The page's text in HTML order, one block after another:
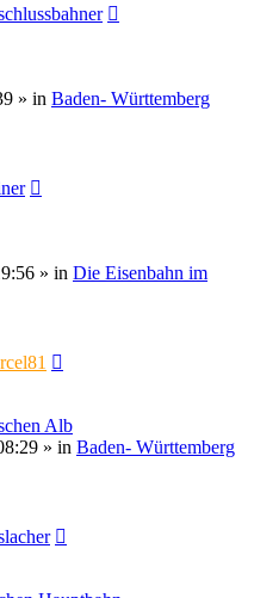
» in Baden- Württemberg
» in Die Eisenbahn im
Alb
» in Baden- Württemberg